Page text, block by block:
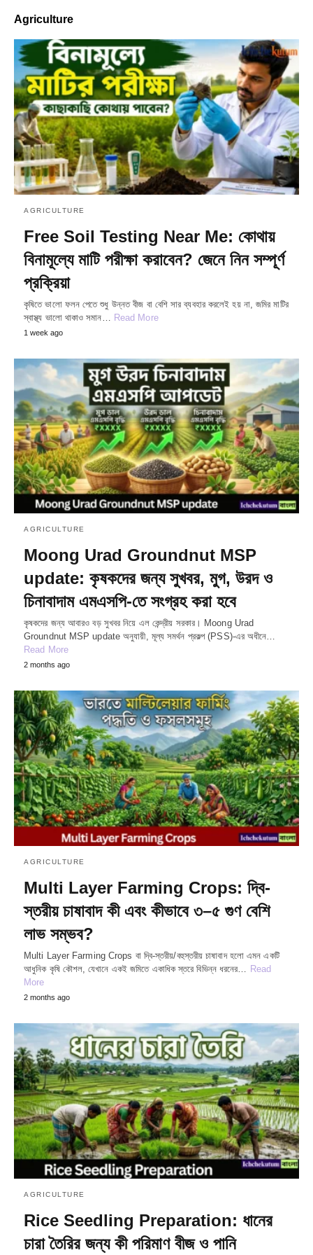
Agriculture
AGRICULTURE
Free Soil Testing Near Me: কোথায়
বিনামূল্যে মাটি পরীক্ষা করাবেন? জেনে নিন সম্পূর্ণ
প্রক্রিয়া
কৃষিতে ভালো ফলন পেতে শুধু উন্নত বীজ বা বেশি সার ব্যবহার করলেই হয় না, জমির মাটির
স্বাস্থ্য ভালো থাকাও সমান… Read More
1 week ago
AGRICULTURE
Moong Urad Groundnut MSP
update: কৃষকদের জন্য সুখবর, মুগ, উরদ ও
চিনাবাদাম এমএসপি-তে সংগ্রহ করা হবে
কৃষকদের জন্য আবারও বড় সুখবর নিয়ে এল কেন্দ্রীয় সরকার। Moong Urad
Groundnut MSP update অনুযায়ী, মূল্য সমর্থন প্রকল্প (PSS)-এর অধীনে…
Read More
2 months ago
AGRICULTURE
Multi Layer Farming Crops: দ্বি-
স্তরীয় চাষাবাদ কী এবং কীভাবে ৩–৫ গুণ বেশি
লাভ সম্ভব?
Multi Layer Farming Crops বা দ্বি-স্তরীয়/বহুস্তরীয় চাষাবাদ হলো এমন একটি
আধুনিক কৃষি কৌশল, যেখানে একই জমিতে একাধিক স্তরে বিভিন্ন ধরনের… Read
More
2 months ago
AGRICULTURE
Rice Seedling Preparation: ধানের
চারা তৈরির জন্য কী পরিমাণ বীজ ও পানি